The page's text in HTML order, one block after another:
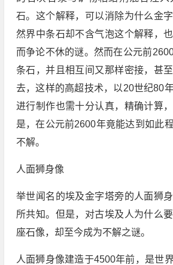
石。这个解释，可以消除为什么金
然界中条石却不含气泡这个解释，
而争论不休的谜。然而在公元前
条石，并且相互间又那样密接，甚
去，这样的高超技术，以20世纪80
进行制作也需十分认真，精确计算
是，在公元前2600年竟能达到如此
不解。
人面狮身像
举世闻名的埃及金字塔旁的人面狮
所共知。但是，对古埃及人为什么
座石像，却至今成为不解之谜。
人面狮身像建造于4500年前，是世